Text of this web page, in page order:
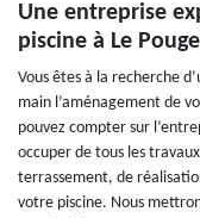
Une entreprise
piscine à Le
Vous êtes à la recherche
main l’aménagement de
pouvez compter sur
occuper de tous les
terrassement, de
votre piscine. Nous